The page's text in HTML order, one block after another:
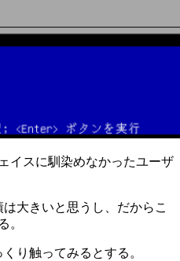
イスに馴染めなかったユーザ
大きいと思うし、だからこ
。
り触ってみるとする。